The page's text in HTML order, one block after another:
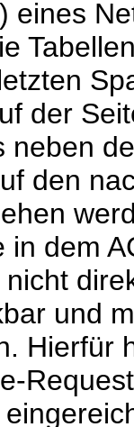
eines
der
neben
den
in dem
nicht
und
Hierfür